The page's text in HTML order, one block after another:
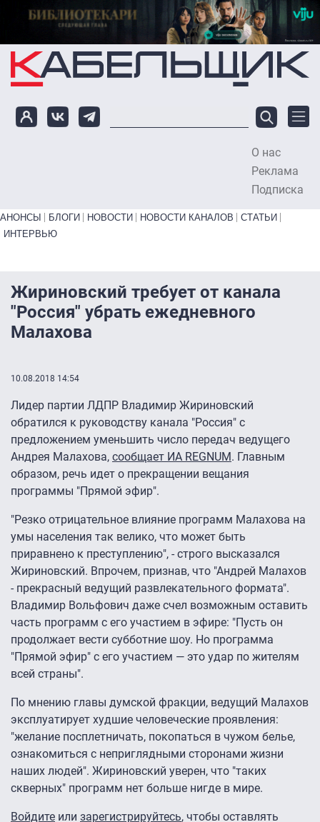
Перейти к основному содержанию
О нас
Реклама
Подписка
Primary links bottom
АНОНСЫ БЛОГИ НОВОСТИ НОВОСТИ КАНАЛОВ
СТАТЬИ
ИНТЕРВЬЮ
Жириновский требует от канала
"Россия" убрать ежедневного
Малахова
10.08.2018 14:54
Лидер партии ЛДПР Владимир Жириновский
обратился к руководству канала "Россия" с
предложением уменьшить число передач ведущего
Андрея Малахова, сообщает ИА REGNUM. Главным
образом, речь идет о прекращении вещания
программы "Прямой эфир".
"Резко отрицательное влияние программ Малахова на
умы населения так велико, что может быть
приравнено к преступлению", - строго высказался
Жириновский. Впрочем, признав, что "Андрей Малахов
- прекрасный ведущий развлекательного формата".
Владимир Вольфович даже счел возможным оставить
часть программ с его участием в эфире: "Пусть он
продолжает вести субботние шоу. Но программа
"Прямой эфир" с его участием — это удар по жителям
всей страны".
По мнению главы думской фракции, ведущий Малахов
эксплуатирует худшие человеческие проявления:
"желание посплетничать, покопаться в чужом белье,
ознакомиться с неприглядными сторонами жизни
наших людей". Жириновский уверен, что "таких
скверных" программ нет больше нигде в мире.
Войдите или зарегистрируйтесь, чтобы оставлять